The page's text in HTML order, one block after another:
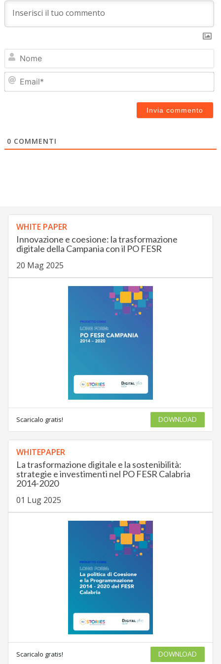
0 COMMENTI
WHITE PAPER
Innovazione e coesione: la trasformazione
digitale della Campania con il PO FESR
20 Mag 2025
Scaricalo gratis! DOWNLOAD
WHITEPAPER
La trasformazione digitale e la sostenibilità:
strategie e investimenti nel PO FESR Calabria
2014-2020
01 Lug 2025
Scaricalo gratis! DOWNLOAD